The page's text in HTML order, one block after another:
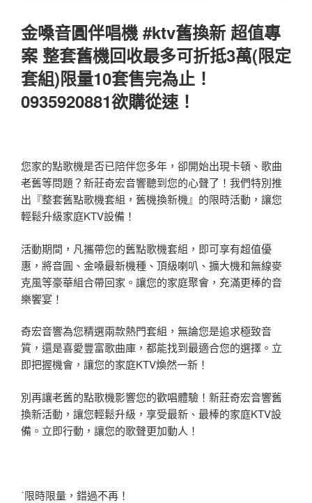
金嗓音圓伴唱機 #ktv舊換新 超值專
案 整套舊機回收最多可折抵3萬(限定
套組)限量10套售完為止！
0935920881欲購從速！
您家的點歌機是否已陪伴您多年，卻開始出現卡頓、歌曲
老舊等問題？新莊奇宏音響聽到您的心聲了！我們特別推
出『整套舊點歌機套組，舊機換新機』的限時活動，讓您
輕鬆升級家庭KTV設備！
活動期間，凡攜帶您的舊點歌機套組，即可享有超值優
惠，將音圓、金嗓最新機種、頂級喇叭、擴大機和無線麥
克風等豪華組合帶回家。讓您的家庭聚會，充滿更棒的音
樂饗宴！
奇宏音響為您精選兩款熱門套組，無論您是追求極致音
質，還是喜愛豐富歌曲庫，都能找到最適合您的選擇。立
即把握機會，讓您的家庭KTV煥然一新！
別再讓老舊的點歌機影響您的歡唱體驗！新莊奇宏音響舊
換新活動，讓您輕鬆升級，享受最新、最棒的家庭KTV設
備。立即行動，讓您的歌聲更加動人！
˙限時限量，錯過不再！